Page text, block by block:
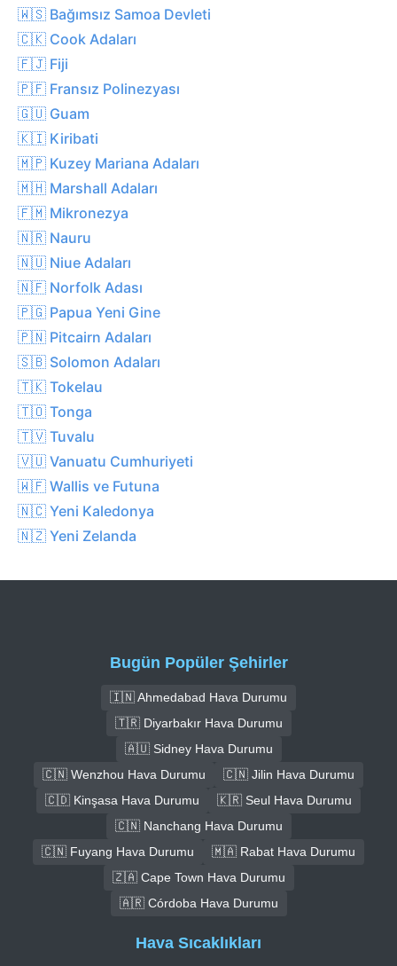
🇼🇸 Bağımsız Samoa Devleti
🇨🇰 Cook Adaları
🇫🇯 Fiji
🇵🇫 Fransız Polinezyası
🇬🇺 Guam
🇰🇮 Kiribati
🇲🇵 Kuzey Mariana Adaları
🇲🇭 Marshall Adaları
🇫🇲 Mikronezya
🇳🇷 Nauru
🇳🇺 Niue Adaları
🇳🇫 Norfolk Adası
🇵🇬 Papua Yeni Gine
🇵🇳 Pitcairn Adaları
🇸🇧 Solomon Adaları
🇹🇰 Tokelau
🇹🇴 Tonga
🇹🇻 Tuvalu
🇻🇺 Vanuatu Cumhuriyeti
🇼🇫 Wallis ve Futuna
🇳🇨 Yeni Kaledonya
🇳🇿 Yeni Zelanda
Bugün Popüler Şehirler
🇮🇳 Ahmedabad Hava Durumu
🇹🇷 Diyarbakır Hava Durumu
🇦🇺 Sidney Hava Durumu
🇨🇳 Wenzhou Hava Durumu
🇨🇳 Jilin Hava Durumu
🇨🇩 Kinşasa Hava Durumu
🇰🇷 Seul Hava Durumu
🇨🇳 Nanchang Hava Durumu
🇨🇳 Fuyang Hava Durumu
🇲🇦 Rabat Hava Durumu
🇿🇦 Cape Town Hava Durumu
🇦🇷 Córdoba Hava Durumu
Hava Sıcaklıkları